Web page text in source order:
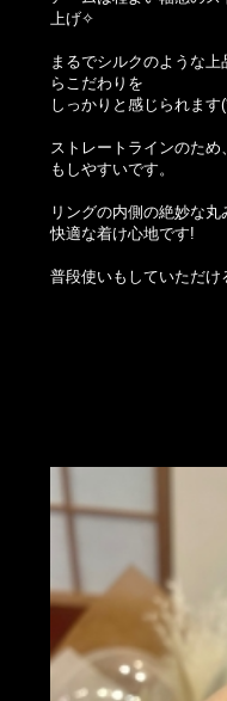
上げ✧
まるでシルクのような
らこだわりを
しっかりと感じられます
ストレートラインのた
もしやすいです。
リングの内側の絶妙な丸
快適な着け心地です!
普段使いもしていただ